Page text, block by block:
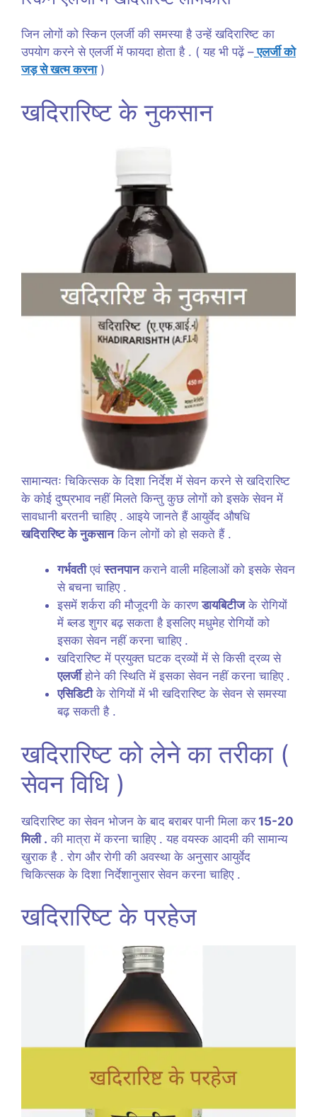
जिन लोगों को स्किन एलर्जी की समस्या है उन्हें खदिरारिष्ट का
उपयोग करने से एलर्जी में फायदा होता है . ( यह भी पढ़ें –एलर्जी को
जड़ से खत्म करना)
खदिरारिष्ट के नुकसान
सामान्यतः चिकित्सक के दिशा निर्देश में सेवन करने से खदिरारिष्ट
के कोई दुष्प्रभाव नहीं मिलते किन्तु कुछ लोगों को इसके सेवन में
सावधानी बरतनी चाहिए . आइये जानते हैं आयुर्वेद औषधि
खदिरारिष्ट के नुकसानकिन लोगों को हो सकते हैं .
गर्भवतीएवंस्तनपानकराने वाली महिलाओं को इसके सेवन
से बचना चाहिए .
इसमें शर्करा की मौजूदगी के कारणडायबिटीजके रोगियों
में ब्लड शुगर बढ़ सकता है इसलिए मधुमेह रोगियों को
इसका सेवन नहीं करना चाहिए .
खदिरारिष्ट में प्रयुक्त घटक द्रव्यों में से किसी द्रव्य से
एलर्जीहोने की स्थिति में इसका सेवन नहीं करना चाहिए .
एसिडिटीके रोगियों में भी खदिरारिष्ट के सेवन से समस्या
बढ़ सकती है .
खदिरारिष्ट को लेने का तरीका (
सेवन विधि )
खदिरारिष्ट का सेवन भोजन के बाद बराबर पानी मिला कर15-20
मिली . की मात्रा में करना चाहिए . यह वयस्क आदमी की सामान्य
खुराक है . रोग और रोगी की अवस्था के अनुसार आयुर्वेद
चिकित्सक के दिशा निर्देशानुसार सेवन करना चाहिए .
खदिरारिष्ट के परहेज